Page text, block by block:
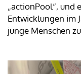
„actionPool“, und
Entwicklungen im
junge Menschen